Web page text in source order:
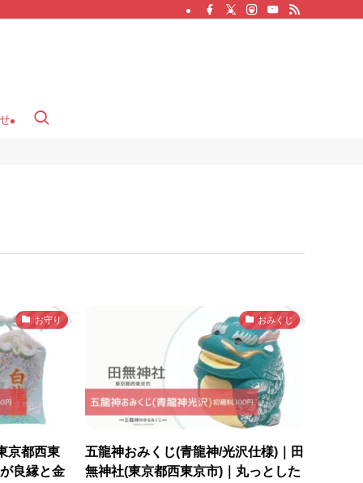
お守り
京都西東
良縁と金
おみくじ
五龍神おみくじ(青龍神/光沢仕様)｜田
無神社(東京都西東京市)｜丸っとした